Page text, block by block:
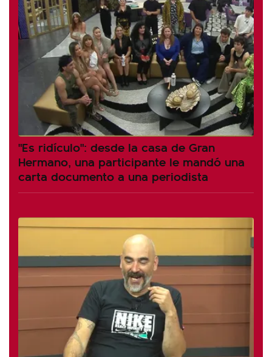
"Es ridículo": desde la casa de Gran
Hermano, una participante le mandó una
carta documento a una periodista